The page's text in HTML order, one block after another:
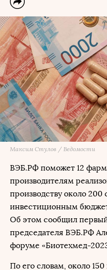
Максим Стулов / Ведомости
ВЭБ.РФ поможет 12
производителям
производству около
инвестиционным
Об этом сообщил
председателя ВЭБ.РФ
форуме «Биотехмед-
По его словам, около